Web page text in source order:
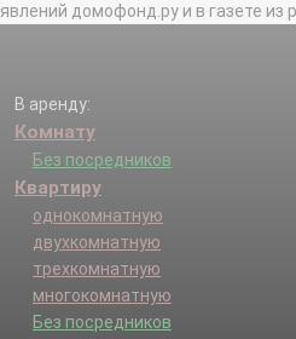
домофонд.ру и в газете из
В аренду:
Комнату
Без посредников
Квартиру
однокомнатную
двухкомнатную
трехкомнатную
многокомнатную
Без посредников